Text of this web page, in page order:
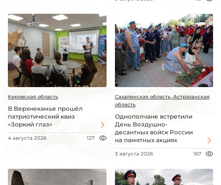
Кировская область
В Верхнекамье прошёл
патриотический квиз
«Зоркий глаз»
4 августа 2026 127
Сахалинская область, Астраханская
область
Однополчане встретили
День Воздушно-
десантных войск России
на памятных акциях
3 августа 2026 167